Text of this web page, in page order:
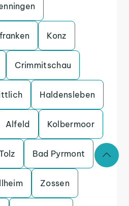
Konz
Crimmitschau
Haldensleben
Alfeld Kolbermoor
Bad Pyrmont
Zossen